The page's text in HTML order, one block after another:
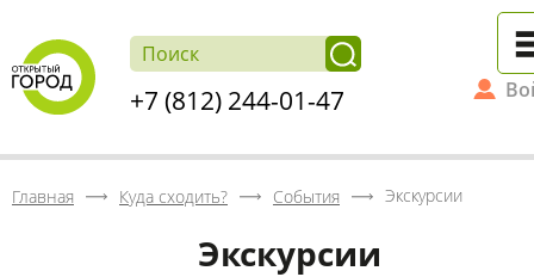
+7 (812) 244-01-47
Главная Куда сходить? События Экскурсии
Экскурсии